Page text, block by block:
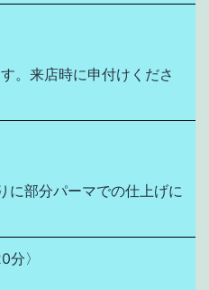
。来店時に申付けくださ
に部分パーマでの仕上げに
分〉